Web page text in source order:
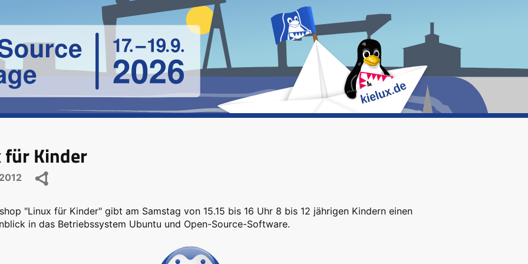
für Kinder
"Linux für Kinder" gibt am Samstag von 15.15 bis 16 Uhr 8 bis 12 jährigen Kindern einen
in das Betriebssystem Ubuntu und Open-Source-Software.